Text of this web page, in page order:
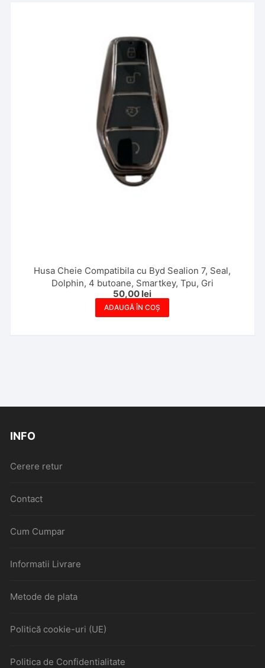
Husa Cheie Compatibila cu Byd Sealion 7, Seal,
Dolphin, 4 butoane, Smartkey, Tpu, Gri
50,00 lei
ADAUGĂ ÎN COȘ
INFO
Cerere retur
Contact
Cum Cumpar
Informatii Livrare
Metode de plata
Politică cookie-uri (UE)
Politica de Confidentialitate